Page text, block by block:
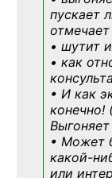
пускает
• шутит
• как
• И как
конечно!
• Может
какой-
или